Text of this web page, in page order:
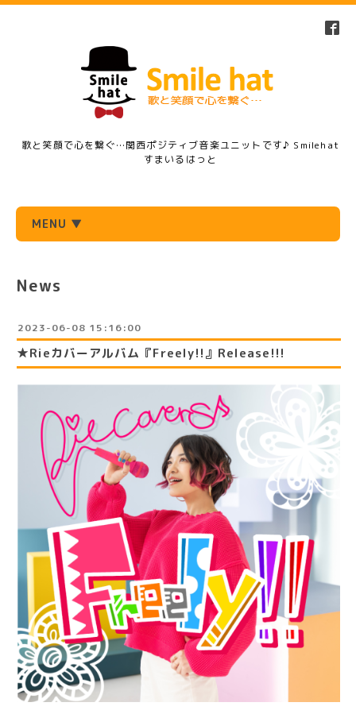
歌と笑顔で心を繋ぐ…関西ポジティブ音楽ユニットです♪ Smilehat
すまいるはっと
MENU ▼
News
2023-06-08 15:16:00
★Rieカバーアルバム『Freely!!』Release!!!